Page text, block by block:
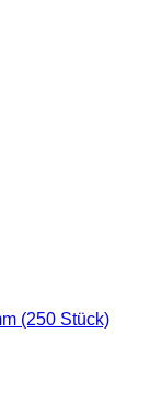
(250 Stück)